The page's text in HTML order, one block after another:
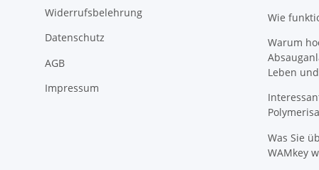
Widerrufsbelehrung
Datenschutz
AGB
Impressum
Wie
Warum
Leben
Was Sie
WAMkey